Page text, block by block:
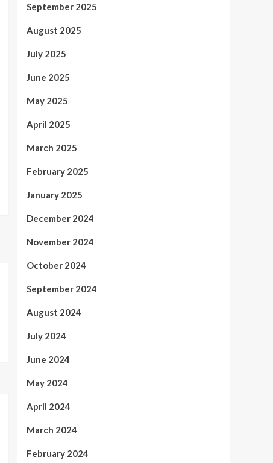
September 2025
August 2025
July 2025
June 2025
May 2025
April 2025
March 2025
February 2025
January 2025
December 2024
November 2024
October 2024
September 2024
August 2024
July 2024
June 2024
May 2024
April 2024
March 2024
February 2024